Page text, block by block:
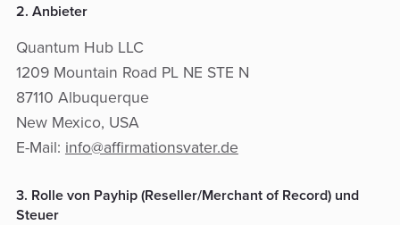
2. Anbieter
Quantum Hub LLC
1209 Mountain Road PL NE STE N
87110 Albuquerque
New Mexico, USA
E-Mail: info@affirmationsvater.de
3. Rolle von Payhip (Reseller/Merchant of Record) und
Steuer